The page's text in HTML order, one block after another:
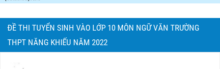
ĐỀ THI TUYỂN SINH VÀO LỚP 10 MÔN NGỮ VĂN TRƯỜNG
THPT NĂNG KHIẾU NĂM 2022